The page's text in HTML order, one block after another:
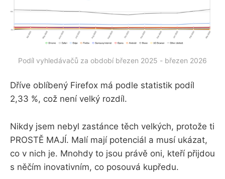
Podíl vyhledávačů za období březen 2025 - březen 2026
Dříve oblíbený Firefox má podle statistik podíl
2,33 %, což není velký rozdíl.
Nikdy jsem nebyl zastánce těch velkých, protože ti
PROSTĚ MAJÍ. Malí mají potenciál a musí ukázat,
co v nich je. Mnohdy to jsou právě oni, kteří přijdou
s něčím inovativním, co posouvá kupředu.